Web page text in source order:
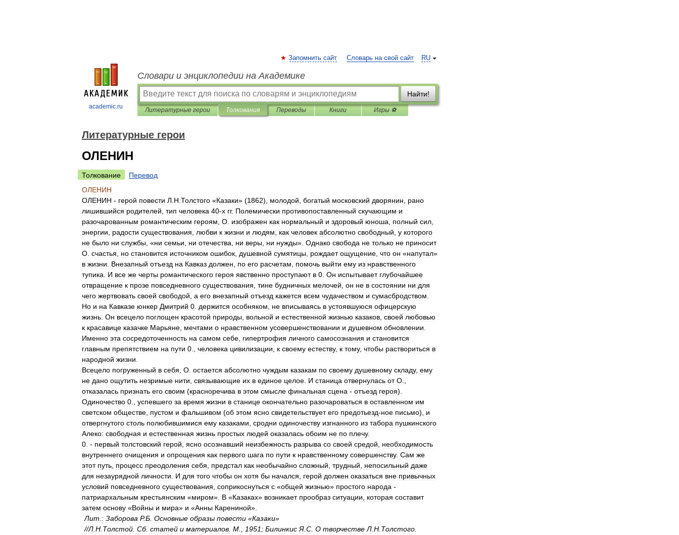
academic.ru
RU
Запомнить сайт Словарь на свой сайт
Словари и энциклопедии на Академике
Найти!
Литературные герои Толкования Переводы Книги Игры ⚽
Литературные герои
ОЛЕНИН
Толкование
Перевод
ОЛЕНИН
ОЛЕНИН - герой повести Л Н Толстого «Казаки» (1862), молодой богатый московский дворянин
рано
лишившийся родителей тип человека 40-х гг. Полемически противопоставленный скучающим и
разочарованным романтическим героям О изображен как нормальный и здоровый юноша полный сил
энергии
радости существования любви к жизни и людям как человек абсолютно свободный у которого
не было ни службы , «ни семьи ни отечества ни веры ни нужды». Однако свобода не только не приносит
О счастья но становится источником ошибок душевной сумятицы рождает ощущение что он «напутал»
в жизни Внезапный отъезд на Кавказ должен по его расчетам помочь выйти ему из нравственного
тупика
И все же черты романтического героя явственно проступают в 0 Он испытывает глубочайшее
отвращение к прозе повседневного существования тине будничных мелочей он не в состоянии ни для
чего жертвовать своей свободой а его внезапный отъезд кажется всем чудачеством и сумасбродством
Но и на Кавказе юнкер Дмитрий 0 держится особняком не вписываясь в устоявшуюся офицерскую
жизнь Он всецело поглощен красотой природы вольной и естественной жизнью казаков своей любовью
к красавице казачке Марьяне мечтами о нравственном усовершенствовании и душевном обновлении
Именно эта сосредоточенность на самом себе гипертрофия личного самосознания и становится
главным препятствием на пути 0 человека цивилизации к своему естеству, к тому, чтобы раствориться в
народной жизни
Всецело погруженный в себя О остается абсолютно чуждым казакам по своему душевному складу, ему
не дано ощутить незримые нити связывающие их в единое целое И станица отвернулась от О
отказалась признать его своим (красноречива в этом смысле финальная сцена - отъезд героя).
Одиночество 0 успевшего за время жизни в станице окончательно разочароваться в оставленном им
светском обществе пустом и фальшивом (об этом ясно свидетельствует его предотьезд-ное письмо), и
отвергнутого столь полюбившимися ему казаками сродни одиночеству изгнанного из табора пушкинского
Алеко: свободная и естественная жизнь простых людей оказалась обоим не по плечу.
0 . - первый толстовский герой ясно осознавший неизбежность разрыва со своей средой
необходимость
внутреннего очищения и опрощения как первого шага по пути к нравственному совершенству. Сам же
этот путь процесс преодоления себя предстал как необычайно сложный трудный непосильный даже
для незаурядной личности И для того чтобы он хотя бы начался герой должен оказаться вне привычных
условий повседневного существования соприкоснуться с «общей жизнью» простого народа -
патриархальным крестьянским «миром». В «Казаках» возникает прообраз ситуации которая составит
затем основу «Войны и мира» и «Анны Карениной».
Лит : Заборова Р.Б Основные образы повести «Казаки»
//Л Н Толстой Сб. статей и материалов М 1951 ; Билинкис Я С О творчестве Л Н Толстого